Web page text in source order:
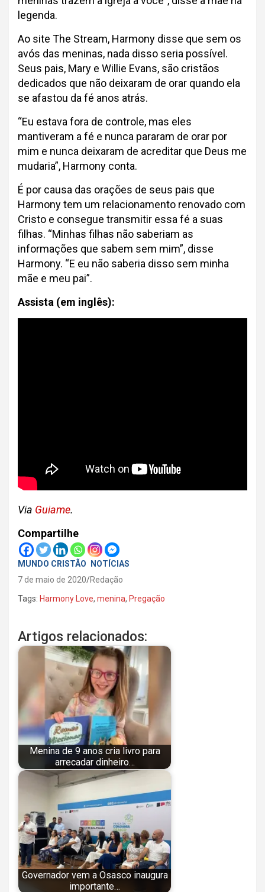
legenda.
Ao site The Stream, Harmony disse que sem os
avós das meninas, nada disso seria possível.
Seus pais, Mary e Willie Evans, são cristãos
dedicados que não deixaram de orar quando ela
se afastou da fé anos atrás.
“Eu estava fora de controle, mas eles
mantiveram a fé e nunca pararam de orar por
mim e nunca deixaram de acreditar que Deus me
mudaria”, Harmony conta.
É por causa das orações de seus pais que
Harmony tem um relacionamento renovado com
Cristo e consegue transmitir essa fé a suas
filhas. “Minhas filhas não saberiam as
informações que sabem sem mim”, disse
Harmony. “E eu não saberia disso sem minha
mãe e meu pai”.
Assista (em inglês):
Via Guiame.
Compartilhe
MUNDO CRISTÃO
NOTÍCIAS
7 de maio de 2020 Redação
Tags: Harmony Love, menina, Pregação
Artigos relacionados:
Menina de 9 anos cria livro para
arrecadar dinheiro…
Governador vem a Osasco inaugura
importante…